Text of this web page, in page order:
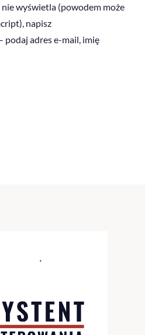
wyświetla (powodem może
napisz
podaj adres e-mail, imię